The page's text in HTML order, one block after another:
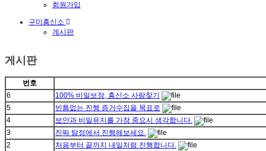
회원가입
구미흥신소
게시판
게시판
번호
6
100% 비밀보장, 흥신소 사람찾기
5
빈틈없는 진행 증거수집을 목표로
4
보안과 비밀유지를 가장 중요시 생각합니다.
3
진짜 탐정에서 진행해보세요.
2
처음부터 끝까지 내일처럼 진행합니다.